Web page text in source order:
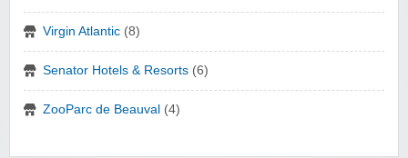
Virgin Atlantic (8)
Senator Hotels & Resorts (6)
ZooParc de Beauval (4)